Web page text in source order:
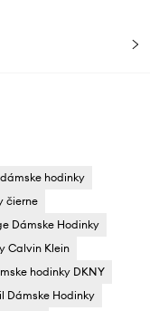
hodinky
čierne
Dámske Hodinky
Calvin Klein
hodinky DKNY
Dámske Hodinky